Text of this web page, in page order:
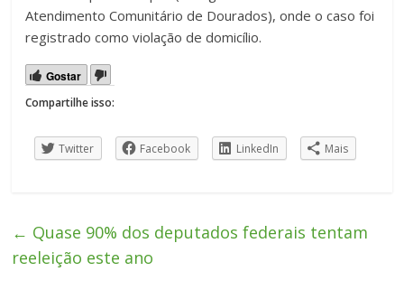
Atendimento Comunitário de Dourados), onde o caso foi
registrado como violação de domicílio.
Gostar
Compartilhe isso:
Twitter Facebook LinkedIn Mais
← Quase 90% dos deputados federais tentam
reeleição este ano